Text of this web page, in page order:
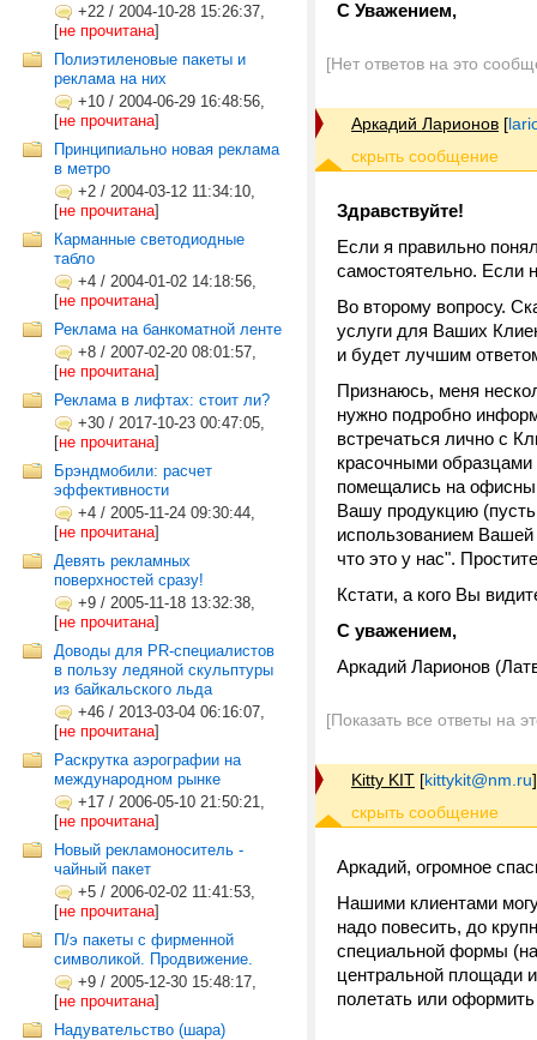
+22 / 2004-10-28 15:26:37,
[не прочитана]
Полиэтиленовые пакеты и
реклама на них
+10 / 2004-06-29 16:48:56,
[не прочитана]
Принципиально новая реклама
в метро
+2 / 2004-03-12 11:34:10,
[не прочитана]
Карманные светодиодные
табло
+4 / 2004-01-02 14:18:56,
[не прочитана]
Реклама на банкоматной ленте
+8 / 2007-02-20 08:01:57,
[не прочитана]
Реклама в лифтах: стоит ли?
+30 / 2017-10-23 00:47:05,
[не прочитана]
Брэндмобили: расчет
эффективности
+4 / 2005-11-24 09:30:44,
[не прочитана]
Девять рекламных
поверхностей сразу!
+9 / 2005-11-18 13:32:38,
[не прочитана]
Доводы для PR-специалистов
в пользу ледяной скульптуры
из байкальского льда
+46 / 2013-03-04 06:16:07,
[не прочитана]
Раскрутка аэрографии на
международном рынке
+17 / 2006-05-10 21:50:21,
[не прочитана]
Новый рекламоноситель -
чайный пакет
+5 / 2006-02-02 11:41:53,
[не прочитана]
П/э пакеты с фирменной
символикой. Продвижение.
+9 / 2005-12-30 15:48:17,
[не прочитана]
Надувательство (шара)
С Уважением,
[Нет ответов на это
Аркадий Ларионов [
Здравствуйте!
Если я правильно
самостоятельно. Если
Во второму вопросу.
услуги для Ваших
и будет лучшим
Признаюсь, меня
нужно подробно
встречаться лично с
красочными
помещались на
Вашу продукцию (пусть
использованием Вашей
что это у нас".
Кстати, а кого Вы
С уважением,
Аркадий Ларионов
[Показать все ответы на
Kitty KIT [kittykit@nm.ru]
Аркадий, огромное
Нашими клиентами
надо повесить, до
специальной формы
центральной площади
полетать или